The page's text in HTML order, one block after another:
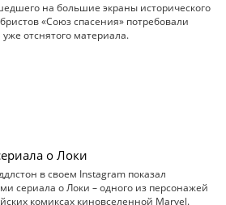
на большие экраны исторического
«Союз спасения» потребовали
отснятого материала.
о Локи
в своем Instagram показал
сериала о Локи – одного из персонажей
комиксах киновселенной Marvel.